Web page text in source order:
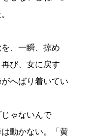
、一瞬、掠め
び、女に戻す
へばり着いてい
ゃないんで
動かない。「黄